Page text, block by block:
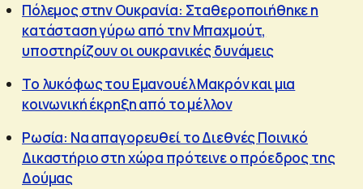
Πόλεμος στην Ουκρανία: Σταθεροποιήθηκε η
κατάσταση γύρω από την Μπαχμούτ,
υποστηρίζουν οι ουκρανικές δυνάμεις
To λυκόφως του Εμανουέλ Μακρόν και μια
κοινωνική έκρηξη από το μέλλον
Ρωσία: Να απαγορευθεί το Διεθνές Ποινικό
Δικαστήριο στη χώρα πρότεινε ο πρόεδρος της
Δούμας